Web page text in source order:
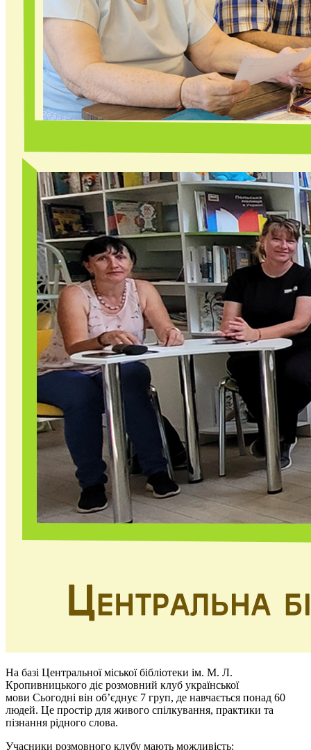
На базі Центральної міської бібліотеки ім. М. Л.
Кропивницького діє розмовний клуб української
мови Сьогодні він об’єднує 7 груп, де навчається понад 60
людей. Це простір для живого спілкування, практики та
пізнання рідного слова.
Учасники розмовного клубу мають можливість: